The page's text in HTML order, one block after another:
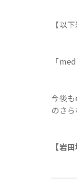
【以
「
今後
のさ
【岩